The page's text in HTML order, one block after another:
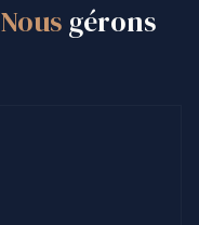
Nous gérons